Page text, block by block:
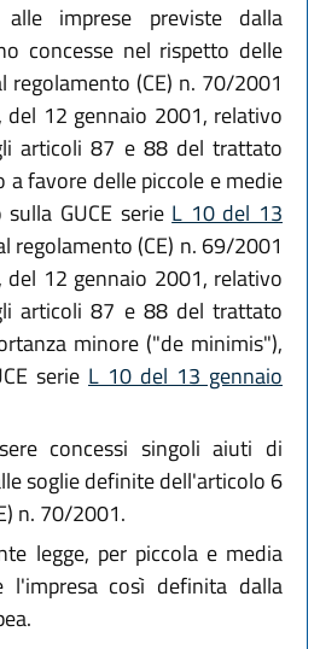
imprese previste dalla
concesse nel rispetto delle
regolamento (CE) n. 70/2001
del 12 gennaio 2001, relativo
articoli 87 e 88 del trattato
a favore delle piccole e medie
GUCE serie L 10 del 13
regolamento (CE) n. 69/2001
del 12 gennaio 2001, relativo
articoli 87 e 88 del trattato
minore ("de minimis"),
serie L 10 del 13 gennaio
concessi singoli aiuti di
soglie definite dell'articolo 6
n. 70/2001.
legge, per piccola e media
l'impresa così definita dalla